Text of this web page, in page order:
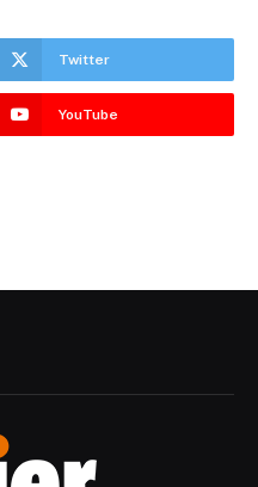
Twitter
YouTube